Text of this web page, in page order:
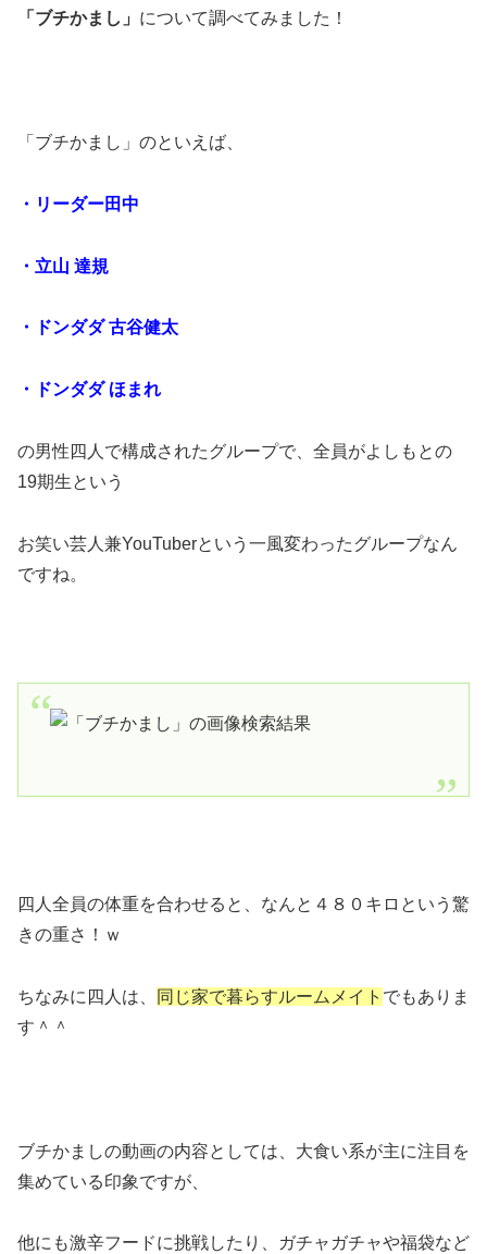
「ブチかまし」 について調べてみました！
「ブチかまし」のといえば、
・リーダー田中
・立山 達規
・ドンダダ 古谷健太
・ドンダダ ほまれ
の男性四人で構成されたグループで、全員がよしもとの
19期生という
お笑い芸人兼YouTuberという一風変わったグループなん
ですね。
四人全員の体重を合わせると、なんと４８０キロという驚
きの重さ！ｗ
ちなみに四人は、 同じ家で暮らすルームメイト でもありま
す＾＾
ブチかましの動画の内容としては、大食い系が主に注目を
集めている印象ですが、
他にも激辛フードに挑戦したり、ガチャガチャや福袋など